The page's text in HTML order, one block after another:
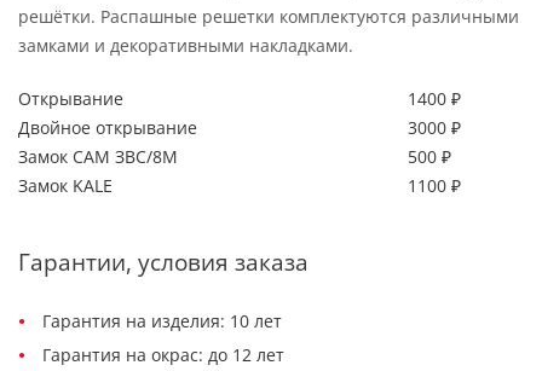
решётки. Распашные решетки комплектуются различными
замками и декоративными накладками.
Открывание
1400 ₽
Двойное открывание
3000 ₽
Замок САМ ЗВС/8М
500 ₽
Замок KALE
1100 ₽
Гарантии, условия заказа
Гарантия на изделия: 10 лет
Гарантия на окрас: до 12 лет